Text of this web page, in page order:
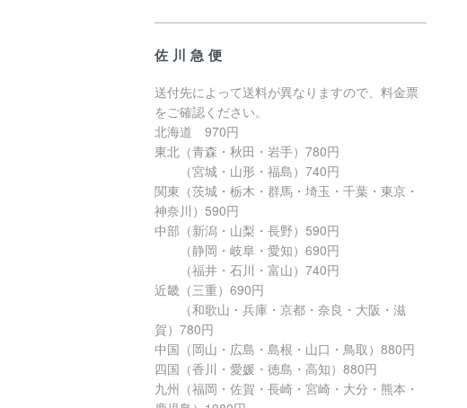
佐川急便
送付先によって送料が異なりますので、料金票
をご確認ください。
北海道 970円
東北（青森・秋田・岩手）780円
（宮城・山形・福島）740円
関東（茨城・栃木・群馬・埼玉・千葉・東京・
神奈川）590円
中部（新潟・山梨・長野）590円
（静岡・岐阜・愛知）690円
（福井・石川・富山）740円
近畿（三重）690円
（和歌山・兵庫・京都・奈良・大阪・滋
賀）780円
中国（岡山・広島・島根・山口・鳥取）880円
四国（香川・愛媛・徳島・高知）880円
九州（福岡・佐賀・長崎・宮崎・大分・熊本・